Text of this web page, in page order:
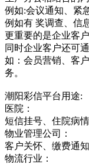
例如:会议通知、紧
例如有 奖调查、信
更重要的是企业客
同时企业客户还可
如：会员营销、客
务。
潮阳彩信平台用途:
医院：
短信挂号、住院病
物业管理公司：
客户关怀、缴费通
物流行业：